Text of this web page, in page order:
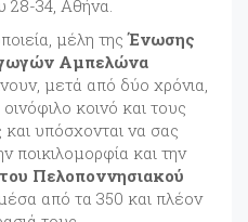
28-34, Αθήνα.
μέλη τηςΈνωσης
Αμπελώνα
μετά από δύο χρόνια,
κοινό και τους
υπόσχονται να σας
ποικιλομορφία και την
του Πελοποννησιακού
από τα 350 και πλέον